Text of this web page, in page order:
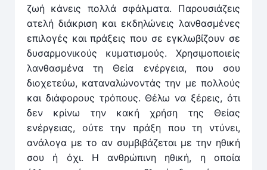
ζωή κάνεις πολλά σφάλματα. Παρουσιάζεις
ατελή διάκριση και εκδηλώνεις λανθασμένες
επιλογές και πράξεις που σε εγκλωβίζουν σε
δυσαρμονικούς κυματισμούς. Χρησιμοποιείς
λανθασμένα τη Θεία ενέργεια, που σου
διοχετεύω, καταναλώνοντάς την με πολλούς
και διάφορους τρόπους. Θέλω να ξέρεις, ότι
δεν κρίνω την κακή χρήση της Θείας
ενέργειας, ούτε την πράξη που τη ντύνει,
ανάλογα με το αν συμβιβάζεται με την ηθική
σου ή όχι. Η ανθρώπινη ηθική, η οποία